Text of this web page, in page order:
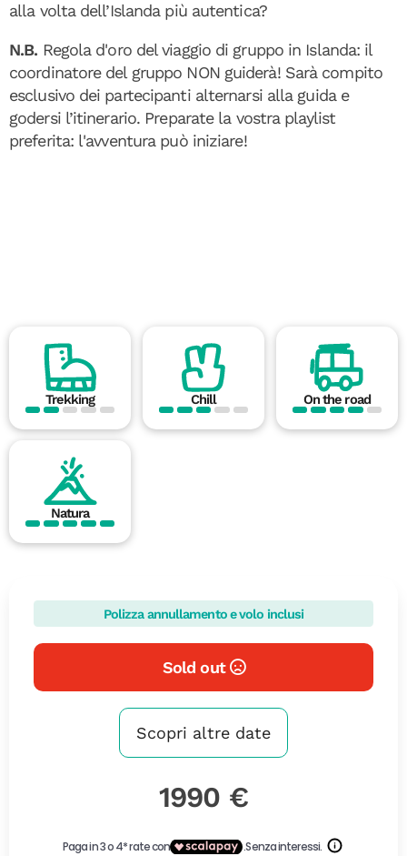
alla volta dell’Islanda più autentica?
N.B. Regola d'oro del viaggio di gruppo in Islanda: il
coordinatore del gruppo NON guiderà! Sarà compito
esclusivo dei partecipanti alternarsi alla guida e
godersi l’itinerario. Preparate la vostra playlist
preferita: l'avventura può iniziare!
Trekking Chill On the road
Natura
Polizza annullamento e volo inclusi
Sold out
Scopri altre date
1990 €